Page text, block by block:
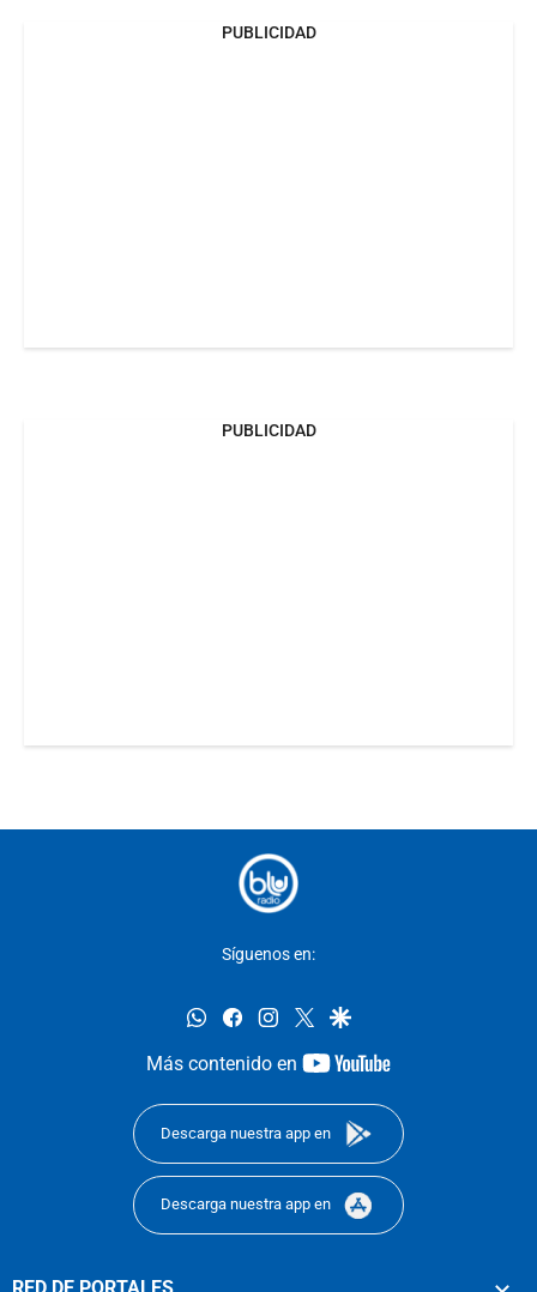
PUBLICIDAD
PUBLICIDAD
Síguenos en:
whatsappfacebookinstagram
twittergoogle
Más contenido en
youtube-
Descarga nuestra app en
Descarga nuestra app en